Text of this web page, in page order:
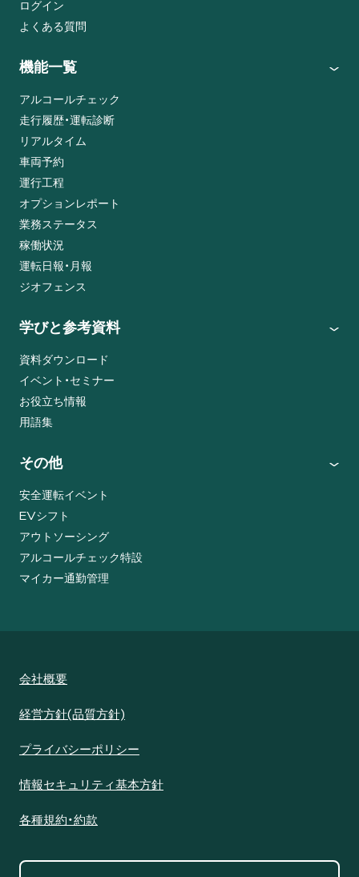
ログイン
よくある質問
機能一覧
アルコールチェック
走行履歴・運転診断
リアルタイム
車両予約
運行工程
オプションレポート
業務ステータス
稼働状況
運転日報・月報
ジオフェンス
学びと参考資料
資料ダウンロード
イベント・セミナー
お役立ち情報
用語集
その他
安全運転イベント
EVシフト
アウトソーシング
アルコールチェック特設
マイカー通勤管理
会社概要
経営方針(品質方針)
プライバシーポリシー
情報セキュリティ基本方針
各種規約・約款